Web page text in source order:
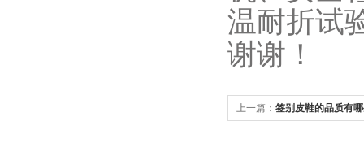
温耐折试
谢谢！
上一篇： 签别皮鞋的品质有